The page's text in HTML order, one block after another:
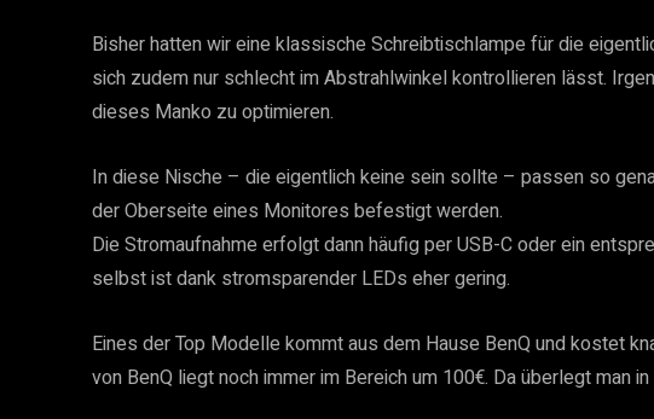
Bisher hatten wir eine klassische Schreibtischlampe für die
sich zudem nur schlecht im Abstrahlwinkel kontrollieren lässt.
dieses Manko zu optimieren.
In diese Nische – die eigentlich keine sein sollte – passen so
der Oberseite eines Monitores befestigt werden.
Die Stromaufnahme erfolgt dann häufig per USB-C oder ein
selbst ist dank stromsparender LEDs eher gering.
Eines der Top Modelle kommt aus dem Hause BenQ und kostet
von BenQ liegt noch immer im Bereich um 100€. Da überlegt man